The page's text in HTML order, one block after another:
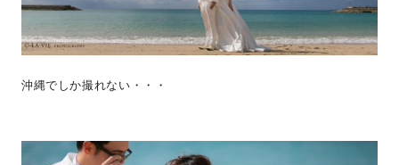
沖縄でしか撮れない・・・